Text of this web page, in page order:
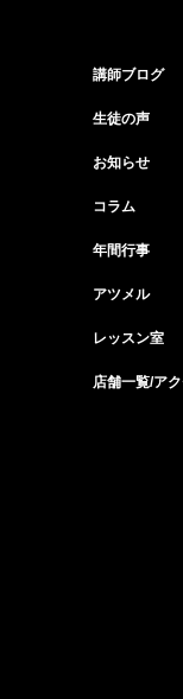
講師ブログ
生徒の声
お知らせ
コラム
年間行事
アツメル
レッスン室
店舗一覧/ア